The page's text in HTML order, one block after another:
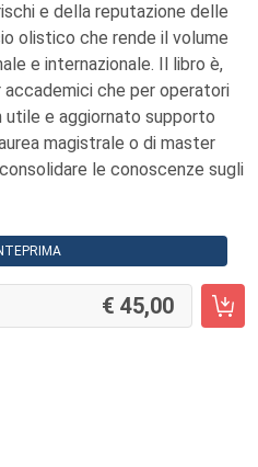
e della reputazione delle
olistico che rende il volume
e internazionale. Il libro è,
che per operatori
e aggiornato supporto
magistrale o di master
le conoscenze sugli
45,00